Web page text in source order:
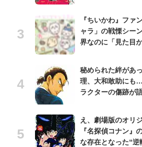
『ちいかわ』ファ
ャラ」の戦慄シー
界なのに「見た目
秘められた絆があ
理、大和敢助にも
ラクターの傷跡が
え、劇場版のオリ
『名探偵コナン』
な存在となった“逆